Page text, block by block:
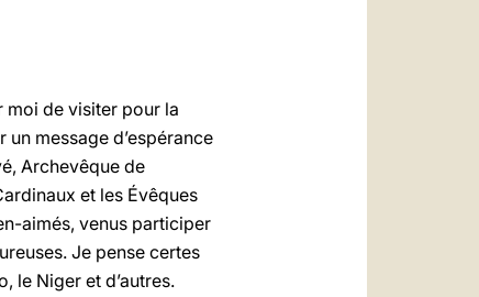
moi de visiter pour la
message d’espérance
Archevêque de
et les Évêques
aimés, venus participer
Je pense certes
le Niger et d’autres.